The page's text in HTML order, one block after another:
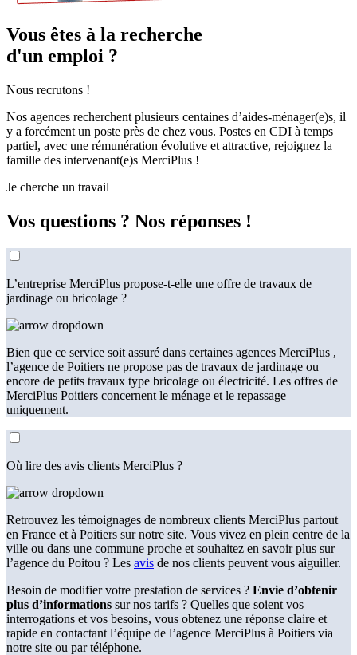
Vous êtes à la recherche
d'un emploi ?
Nous recrutons !
Nos agences recherchent plusieurs centaines d’aides-ménager(e)s, il
y a forcément un poste près de chez vous. Postes en CDI à temps
partiel, avec une rémunération évolutive et attractive, rejoignez la
famille des intervenant(e)s MerciPlus !
Je cherche un travail
Vos questions ? Nos réponses !
L’entreprise MerciPlus propose-t-elle une offre de travaux de
jardinage ou bricolage ?
Bien que ce service soit assuré dans certaines agences MerciPlus ,
l’agence de Poitiers ne propose pas de travaux de jardinage ou
encore de petits travaux type bricolage ou électricité. Les offres de
MerciPlus Poitiers concernent le ménage et le repassage
uniquement.
Où lire des avis clients MerciPlus ?
Retrouvez les témoignages de nombreux clients MerciPlus partout
en France et à Poitiers sur notre site. Vous vivez en plein centre de la
ville ou dans une commune proche et souhaitez en savoir plus sur
l’agence du Poitou ? Les avis de nos clients peuvent vous aiguiller.
Besoin de modifier votre prestation de services ? Envie d’obtenir
plus d’informations sur nos tarifs ? Quelles que soient vos
interrogations et vos besoins, vous obtenez une réponse claire et
rapide en contactant l’équipe de l’agence MerciPlus à Poitiers via
notre site ou par téléphone.